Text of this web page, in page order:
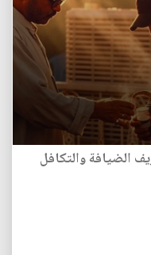
الضيافة والتكافل